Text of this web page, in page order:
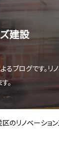
建設
ブログです。リ
。
のリノベーショ